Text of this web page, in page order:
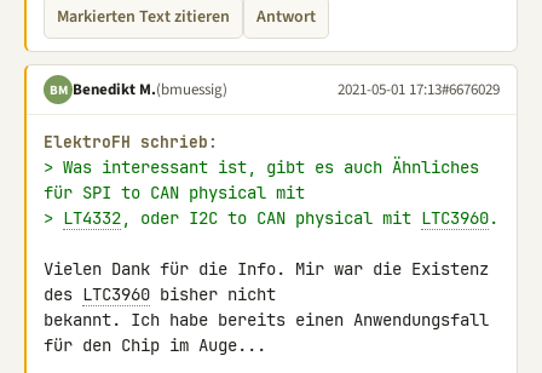
Markierten Text zitieren Antwort
BM Benedikt M.(bmuessig) 2021-05-01 17:13#6676029
ElektroFH schrieb:
> Was interessant ist, gibt es auch Ähnliches
für SPI to CAN physical mit
> LT4332, oder I2C to CAN physical mit LTC3960.
Vielen Dank für die Info. Mir war die Existenz
des LTC3960 bisher nicht
bekannt. Ich habe bereits einen Anwendungsfall
für den Chip im Auge...